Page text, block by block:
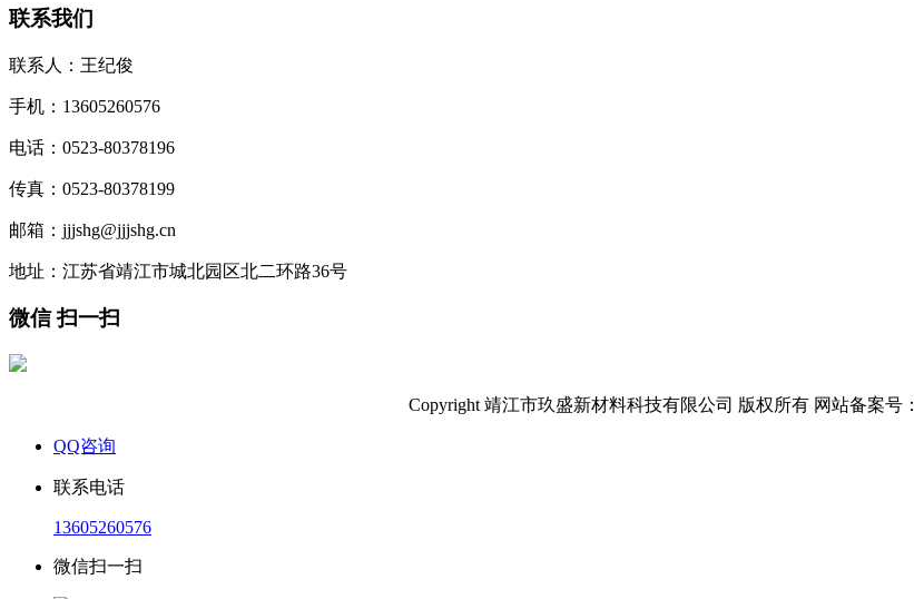
联系我们
联系人：王纪俊
手机：13605260576
电话：0523-80378196
传真：0523-80378199
邮箱：jjjshg@jjjshg.cn
地址：江苏省靖江市城北园区北二环路36号
微信 扫一扫
Copyright 靖江市玖盛新材料科技有限公司 版权所有 网站备案号：
QQ咨询
联系电话
13605260576
微信扫一扫